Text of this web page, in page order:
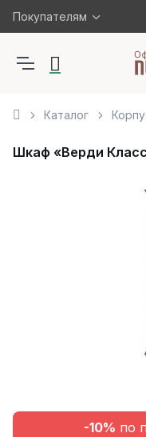
Покупателям
Каталог
Шкаф «Верди
-10% по